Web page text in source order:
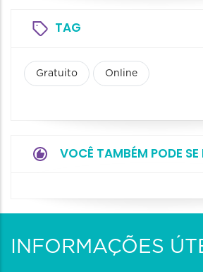
TAG
Gratuito Online
VOCÊ TAMBÉM PODE SE
INFORMAÇÕES